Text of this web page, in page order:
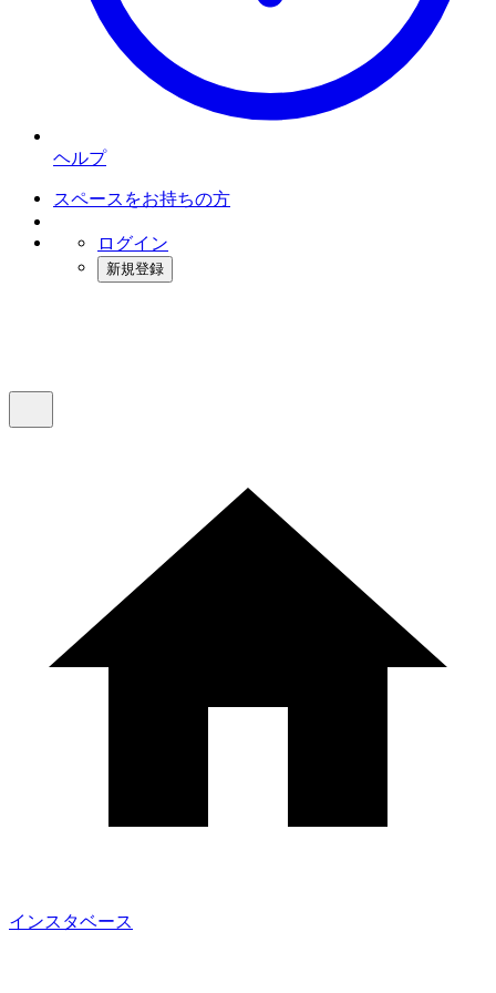
ヘルプ
スペースをお持ちの方
ログイン
新規登録
インスタベース